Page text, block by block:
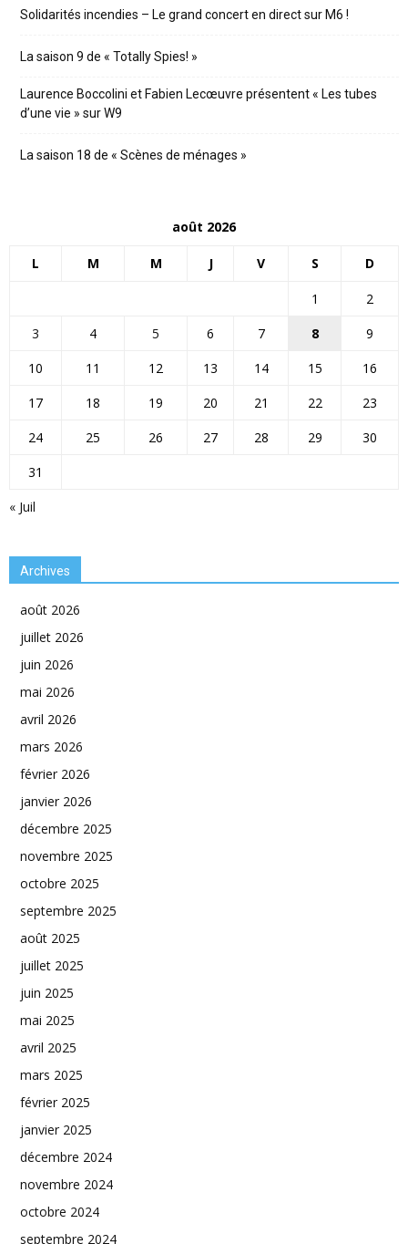
Solidarités incendies – Le grand concert en direct sur M6 !
La saison 9 de « Totally Spies! »
Laurence Boccolini et Fabien Lecœuvre présentent « Les tubes
d’une vie » sur W9
La saison 18 de « Scènes de ménages »
août 2026
L M M J V S D
« Juil
1
2
3
4 5 6 7 8
9
10
11 12 13 14 15
16
17
18 19 20 21 22
23
24
25 26 27 28 29
30
31
Archives
août 2026
juillet 2026
juin 2026
mai 2026
avril 2026
mars 2026
février 2026
janvier 2026
décembre 2025
novembre 2025
octobre 2025
septembre 2025
août 2025
juillet 2025
juin 2025
mai 2025
avril 2025
mars 2025
février 2025
janvier 2025
décembre 2024
novembre 2024
octobre 2024
septembre 2024